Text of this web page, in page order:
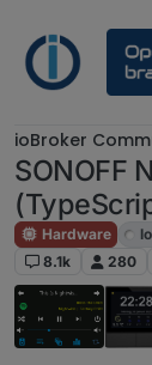
ioBroker
SONOFF
Hardware
8.1k
280